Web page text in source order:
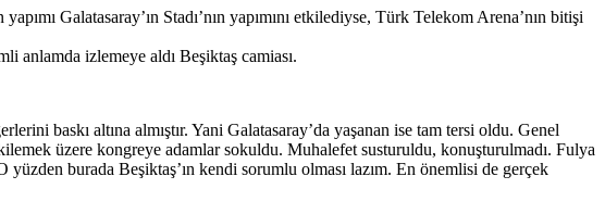
Galatasaray’ın Stadı’nın yapımını etkilediyse, Türk Telekom Arena’nın bitişi
anlamda izlemeye aldı Beşiktaş camiası.
baskı altına almıştır. Yani Galatasaray’da yaşanan ise tam tersi oldu. Genel
üzere kongreye adamlar sokuldu. Muhalefet susturuldu, konuşturulmadı. Fulya
burada Beşiktaş’ın kendi sorumlu olması lazım. En önemlisi de gerçek